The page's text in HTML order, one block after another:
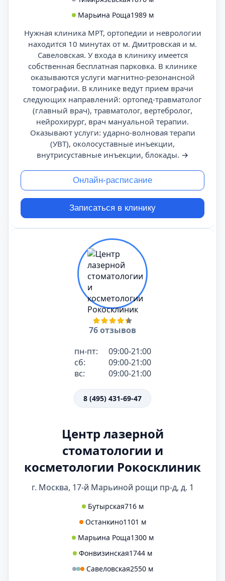
Марьина Роща1989 м
Нужная клиника МРТ, ортопедии и неврологии
находится 10 минутах от м. Дмитровская и м.
Савеловская. У входа в клинику имеется
собственная бесплатная парковка. В клинике
оказываются услуги магнитно-резонансной
томографии. В клинике ведут прием врачи
следующих направлений: ортопед-травматолог
(главный врач), травматолог, вертебролог,
нейрохирург, врач мануальной терапии.
Оказывают услуги: ударно-волновая терапи
(УВТ), околосуставные инъекции,
внутрисуставные инъекции, блокады. →
Онлайн-расписание
Записаться в клинику
76 отзывов
пн-пт:
09:00-21:00
сб:
09:00-21:00
вс:
09:00-21:00
8 (495) 431-69-47
Центр лазерной
стоматологии и
косметологии Рокосклиник
г. Москва, 17-й Марьиной рощи пр-д, д. 1
Бутырская716 м
Останкино1101 м
Марьина Роща1300 м
Фонвизинская1744 м
Савеловская2550 м